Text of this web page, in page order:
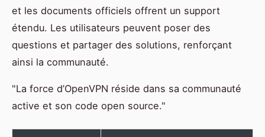
et les documents officiels offrent un support
étendu. Les utilisateurs peuvent poser des
questions et partager des solutions, renforçant
ainsi la communauté.
"La force d’OpenVPN réside dans sa communauté
active et son code open source."